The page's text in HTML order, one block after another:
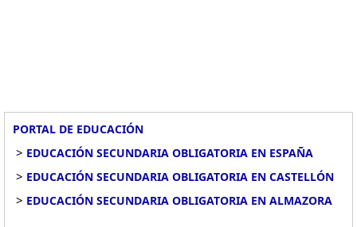
PORTAL DE EDUCACIÓN
> EDUCACIÓN SECUNDARIA OBLIGATORIA EN ESPAÑA
> EDUCACIÓN SECUNDARIA OBLIGATORIA EN CASTELLÓN
> EDUCACIÓN SECUNDARIA OBLIGATORIA EN ALMAZORA